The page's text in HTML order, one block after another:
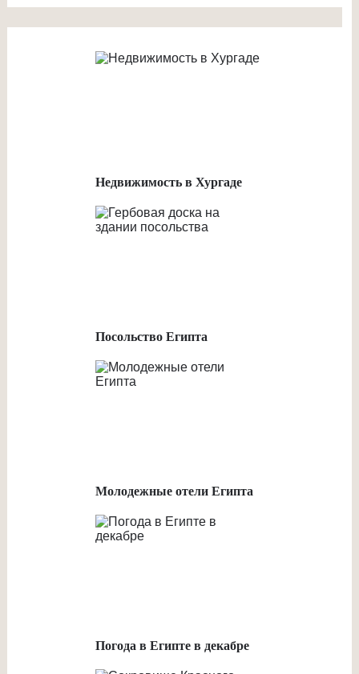
Недвижимость в Хургаде
Посольство Египта
Молодежные отели Египта
Погода в Египте в декабре